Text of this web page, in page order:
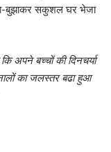
बुझाकर सकुशल घर भेजा
अपने बच्चों की दिनचर्या
का जलस्तर बढा हुआ